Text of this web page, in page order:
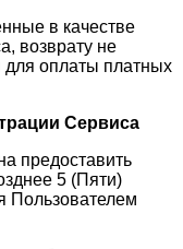
в качестве
возврату не
для оплаты платных
Сервиса
предоставить
5 (Пяти)
Пользователем